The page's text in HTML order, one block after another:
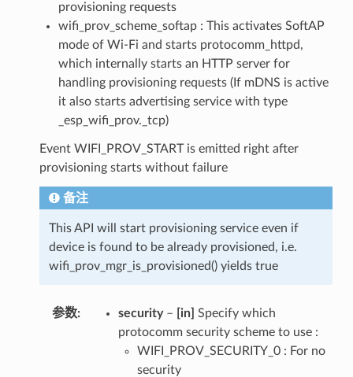
provisioning requests
wifi_prov_scheme_softap : This activates SoftAP
mode of Wi-Fi and starts protocomm_httpd,
which internally starts an HTTP server for
handling provisioning requests (If mDNS is active
it also starts advertising service with type
_esp_wifi_prov._tcp)
Event WIFI_PROV_START is emitted right after
provisioning starts without failure
备注
This API will start provisioning service even if
device is found to be already provisioned, i.e.
wifi_prov_mgr_is_provisioned() yields true
参数 security– [in] Specify which
protocomm security scheme to use :
WIFI_PROV_SECURITY_0 : For no
security